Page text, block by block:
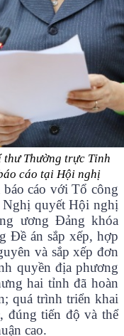
Thường trực Tỉnh
cáo tại Hội nghị
cáo với Tổ công
Nghị quyết Hội nghị
ương Đảng khóa
Đề án sắp xếp, hợp
và sắp xếp đơn
quyền địa phương
hai tỉnh đã hoàn
quá trình triển khai
đúng tiến độ và thể
cao.